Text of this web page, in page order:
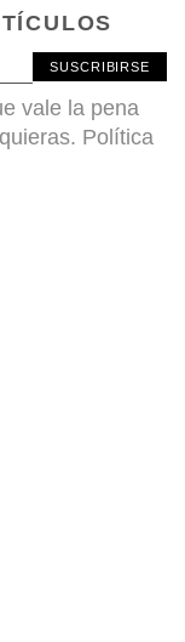
SUSCRIBIRSE
vale la pena
Política